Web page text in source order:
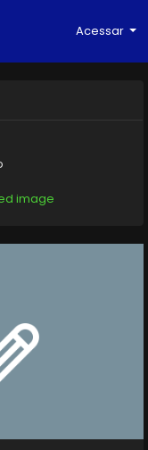
Acessar